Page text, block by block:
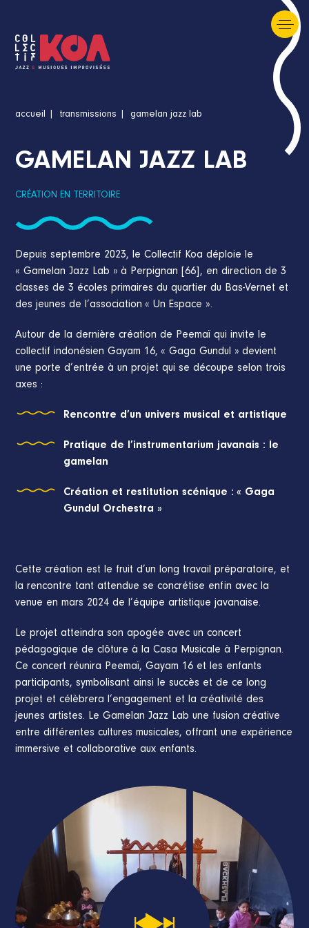
accueil transmissions gamelan jazz lab
GAMELAN JAZZ LAB
CRÉATION EN TERRITOIRE
Depuis septembre 2023, le Collectif Koa déploie le
« Gamelan Jazz Lab » à Perpignan [66], en direction de 3
classes de 3 écoles primaires du quartier du Bas-Vernet et
des jeunes de l’association « Un Espace ».
Autour de la dernière création de Peemaï qui invite le
collectif indonésien Gayam 16, « Gaga Gundul » devient
une porte d’entrée à un projet qui se découpe selon trois
axes :
Rencontre d’un univers musical et artistique
Pratique de l’instrumentarium javanais : le
gamelan
Création et restitution scénique : « Gaga
Gundul Orchestra »
Cette création est le fruit d’un long travail préparatoire, et
la rencontre tant attendue se concrétise enfin avec la
venue en mars 2024 de l’équipe artistique javanaise.
Le projet atteindra son apogée avec un concert
pédagogique de clôture à la Casa Musicale à Perpignan.
Ce concert réunira Peemaï, Gayam 16 et les enfants
participants, symbolisant ainsi le succès et de ce long
projet et célèbrera l’engagement et la créativité des
jeunes artistes. Le Gamelan Jazz Lab une fusion créative
entre différentes cultures musicales, offrant une expérience
immersive et collaborative aux enfants.